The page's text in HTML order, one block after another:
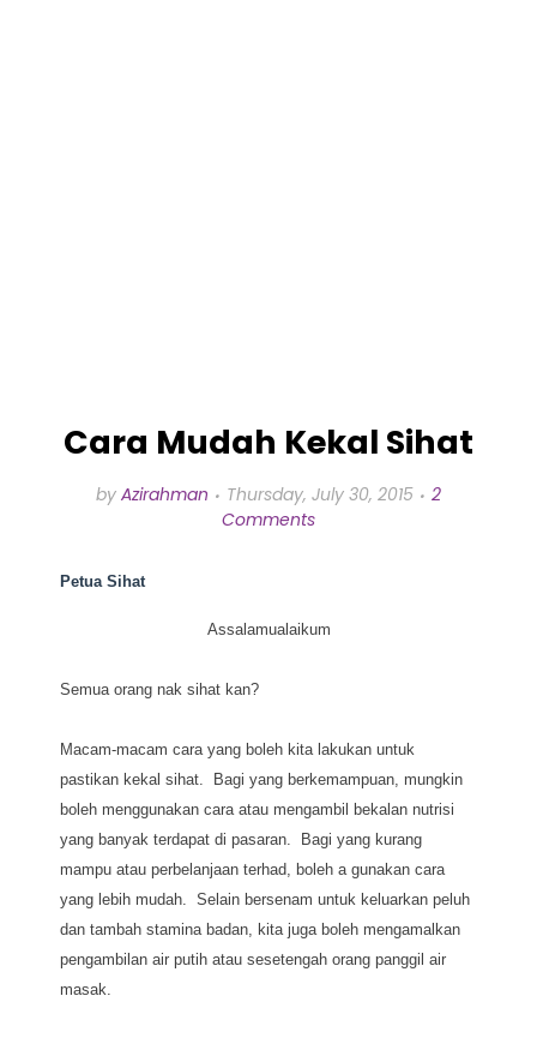
Cara Mudah Kekal Sihat
by Azirahman Thursday, July 30, 2015
2
Comments
Petua Sihat
Assalamualaikum
Semua orang nak sihat kan?
Macam-macam cara yang boleh kita lakukan untuk
pastikan kekal sihat. Bagi yang berkemampuan, mungkin
boleh menggunakan cara atau mengambil bekalan nutrisi
yang banyak terdapat di pasaran. Bagi yang kurang
mampu atau perbelanjaan terhad, boleh a gunakan cara
yang lebih mudah. Selain bersenam untuk keluarkan peluh
dan tambah stamina badan, kita juga boleh mengamalkan
pengambilan air putih atau sesetengah orang panggil air
masak.